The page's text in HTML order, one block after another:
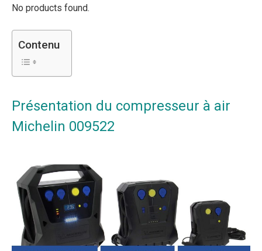
No products found.
Contenu
Présentation du compresseur à air
Michelin 009522